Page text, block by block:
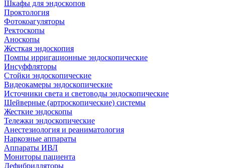
Шкафы для эндоскопов
Проктология
Фотокоагуляторы
Ректоскопы
Аноскопы
Жесткая эндоскопия
Помпы ирригационные эндоскопические
Инсуффляторы
Стойки эндоскопические
Видеокамеры эндоскопические
Источники света и световоды эндоскопические
Шейверные (артроскопические) системы
Жесткие эндоскопы
Тележки эндоскопические
Анестезиология и реаниматология
Наркозные аппараты
Аппараты ИВЛ
Мониторы пациента
Дефибрилляторы